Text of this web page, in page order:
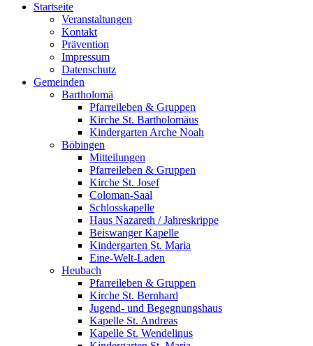
Startseite
Veranstaltungen
Kontakt
Prävention
Impressum
Datenschutz
Gemeinden
Bartholomä
Pfarreileben & Gruppen
Kirche St. Bartholomäus
Kindergarten Arche Noah
Böbingen
Mitteilungen
Pfarreileben & Gruppen
Kirche St. Josef
Coloman-Saal
Schlosskapelle
Haus Nazareth / Jahreskrippe
Beiswanger Kapelle
Kindergarten St. Maria
Eine-Welt-Laden
Heubach
Pfarreileben & Gruppen
Kirche St. Bernhard
Jugend- und Begegnungshaus
Kapelle St. Andreas
Kapelle St. Wendelinus